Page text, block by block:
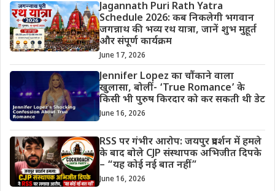
Jagannath Puri Rath Yatra
Schedule 2026: कब निकलेगी भगवान
जगन्नाथ की भव्य रथ यात्रा, जानें शुभ मुहूर्त
और संपूर्ण कार्यक्रम
June 17, 2026
Jennifer Lopez का चौंकाने वाला
खुलासा, बोलीं- ‘True Romance’ के
किसी भी पुरुष किरदार को कर सकती थी डेट
June 16, 2026
RSS पर गंभीर आरोप: जयपुर प्रदर्शन में हमले
के बाद बोले CJP संस्थापक अभिजीत दिपके
– “यह कोई नई बात नहीं”
June 16, 2026